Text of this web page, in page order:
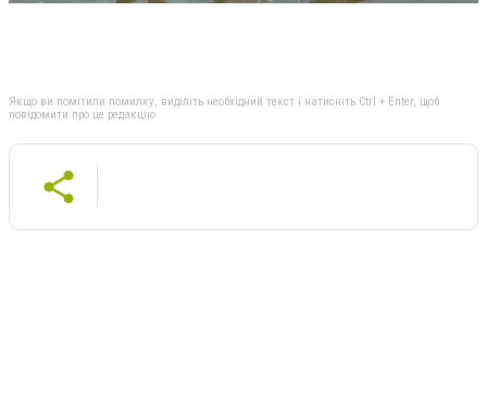
Якщо ви помітили помилку, виділіть необхідний текст і натисніть Ctrl + Enter, щоб
повідомити про це редакцію